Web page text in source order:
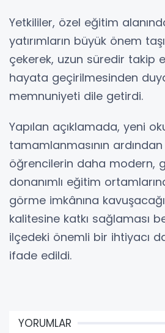
Yetkililer, özel eğitim
yatırımların büyük önem
çekerek, uzun süredir takip
hayata geçirilmesinden
memnuniyeti dile getirdi.
Yapılan açıklamada, yeni
tamamlanmasının
öğrencilerin daha modern,
donanımlı eğitim
görme imkânına
kalitesine katkı sağlaması
ilçedeki önemli bir ihtiyacı
ifade edildi.
YORUMLAR